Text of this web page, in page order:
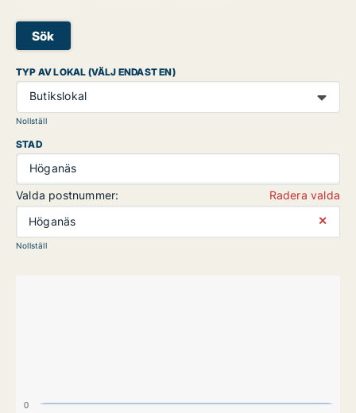
Sök
TYP AV LOKAL (VÄLJ ENDAST EN)
Butikslokal
Nollställ
STAD
Höganäs
Valda postnummer:
Radera valda
Höganäs
⨯
Nollställ
0